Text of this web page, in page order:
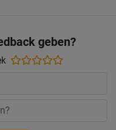
geben?